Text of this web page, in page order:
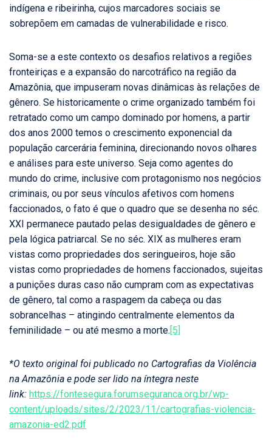
indígena e ribeirinha, cujos marcadores sociais se
sobrepõem em camadas de vulnerabilidade e risco.
Soma-se a este contexto os desafios relativos a regiões
fronteiriças e a expansão do narcotráfico na região da
Amazônia, que impuseram novas dinâmicas às relações de
gênero. Se historicamente o crime organizado também foi
retratado como um campo dominado por homens, a partir
dos anos 2000 temos o crescimento exponencial da
população carcerária feminina, direcionando novos olhares
e análises para este universo. Seja como agentes do
mundo do crime, inclusive com protagonismo nos negócios
criminais, ou por seus vínculos afetivos com homens
faccionados, o fato é que o quadro que se desenha no séc.
XXI permanece pautado pelas desigualdades de gênero e
pela lógica patriarcal. Se no séc. XIX as mulheres eram
vistas como propriedades dos seringueiros, hoje são
vistas como propriedades de homens faccionados, sujeitas
a punições duras caso não cumpram com as expectativas
de gênero, tal como a raspagem da cabeça ou das
sobrancelhas – atingindo centralmente elementos da
feminilidade – ou até mesmo a morte. [5]
*O texto original foi publicado no Cartografias da Violência
na Amazônia e pode ser lido na íntegra neste
link: https://fontesegura.forumseguranca.org.br/wp-
content/uploads/sites/2/2023/11/cartografias-violencia-
amazonia-ed2.pdf